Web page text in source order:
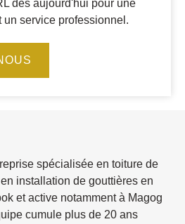
dès aujourd'hui pour une
un service professionnel.
spécialisée en toiture de
installation de gouttières en
et active notamment à Magog
cumule plus de 20 ans